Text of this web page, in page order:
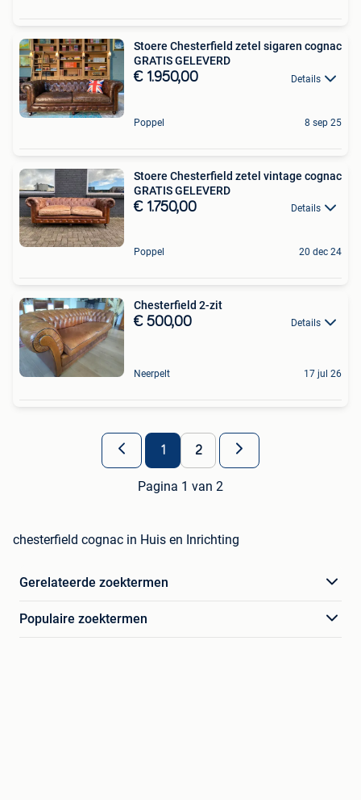
Stoere Chesterfield zetel sigaren cognac
GRATIS GELEVERD
€ 1.950,00 Details
Poppel 8 sep 25
Stoere Chesterfield zetel vintage cognac
GRATIS GELEVERD
€ 1.750,00 Details
Poppel 20 dec 24
Chesterfield 2-zit
€ 500,00 Details
Neerpelt 17 jul 26
1 2
Pagina 1 van 2
chesterfield cognac in Huis en Inrichting
Gerelateerde zoektermen
Populaire zoektermen